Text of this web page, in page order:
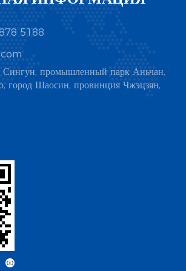
как Zhejiang Zhufa Precision
Co., Ltd., предлагают индивидуальные
из оксида циркония, оксида алюминия,
кремния, гарантируя соответствие
промышленным требованиям —
терморегулирование или защита от
методы формования и спекания
напрямую определяют стабильность
прочность керамических колец, при
от размера и сложности кольца.
широко используется для колец
(например, колец Рашига), где смешанные
прессуются через специальные матрицы
5188
промышленный парк Аньчан,
город Шаосин, провинция Чжэцзян,